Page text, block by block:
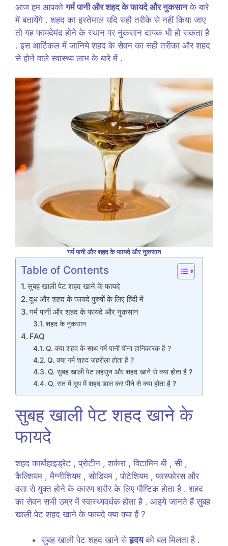
आज हम आपकोगर्म पानी और शहद के फायदे और नुकसानके बारे
में बतायेंगे . शहद का इस्तेमाल यदि सही तरीके से नहीं किया जाए
तो यह फायदेमंद होने के स्थान पर नुकसान दायक भी हो सकता है
. इस आर्टिकल में जानिये शहद के सेवन का सही तरीका और शहद
से होने वाले स्वास्थ्य लाभ के बारे में .
गर्म पानी और शहद के फायदे और नुकसान
Table of Contents
सुबह खाली पेट शहद खाने के फायदे
दूध और शहद के फायदे पुरुषों के लिए हिंदी में
गर्म पानी और शहद के फायदे और नुकसान
शहद के नुकसान
FAQ
Q. क्या शहद के साथ गर्म पानी पीना हानिकारक है ?
Q. क्या गर्म शहद जहरीला होता है ?
Q. सुबह खाली पेट लहसुन और शहद खाने से क्या होता है ?
Q. रात में दूध में शहद डाल कर पीने से क्या होता है ?
सुबह खाली पेट शहद खाने के
फायदे
शहद कार्बोहाइड्रेट , प्रोटीन , शर्करा , विटामिन बी , सी ,
कैल्शियम , मैग्नीशियम , सोडियम , पोटेशियम , फास्फोरस और
वसा से युक्त होने के कारण शरीर के लिए पौष्टिक होता है . शहद
का सेवन सभी उम्र में स्वास्थ्यवर्धक होता है . आइये जानते हैं सुबह
खाली पेट शहद खाने के फायदे क्या क्या हैं ?
सुबह खाली पेट शहद खाने सेहृदयको बल मिलता है .